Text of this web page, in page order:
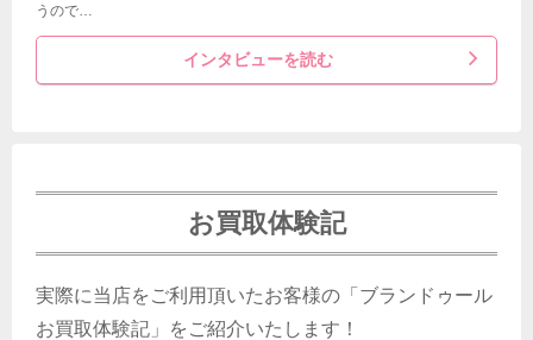
うので…
インタビューを読む
お買取体験記
実際に当店をご利用頂いたお客様の「ブランドゥール
お買取体験記」をご紹介いたします！